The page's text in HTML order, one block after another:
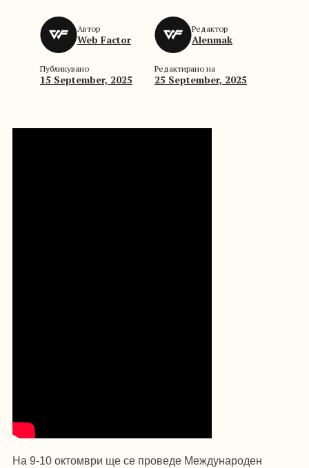
Автор
Web Factor
Редактор
Alenmak
Публикувано
15 September, 2025
Редактирано на
25 September, 2025
На 9-10 октомври ще се проведе Международен